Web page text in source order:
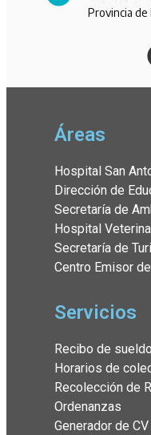
Provincia
Áreas
Hospital San
Dirección de
Secretaría de
Hospital
Secretaría de
Centro Emisor
Servicios
Recibo de sueldo
Horarios de
Recolección de
Ordenanzas
Generador de CV